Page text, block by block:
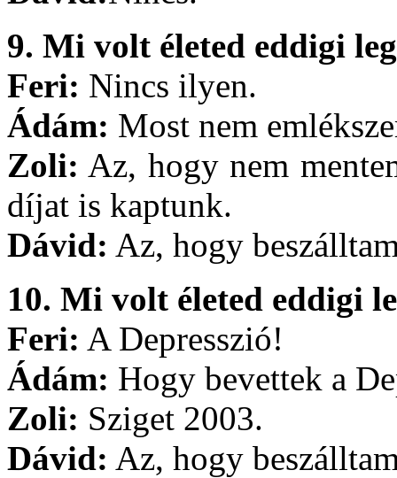
9. Mi volt életed eddigi
Feri: Nincs ilyen.
Ádám: Most nem
Zoli: Az, hogy nem
díjat is kaptunk.
Dávid: Az, hogy
10. Mi volt életed eddigi
Feri: A Depresszió!
Ádám: Hogy bevettek a
Zoli: Sziget 2003.
Dávid: Az, hogy